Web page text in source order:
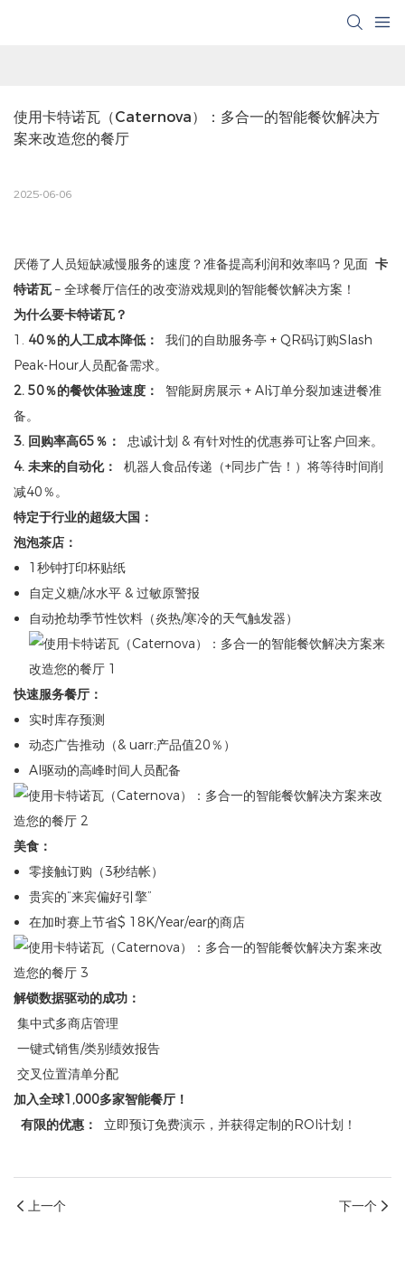
使用卡特诺瓦（Caternova）：多合一的智能餐饮解决方
案来改造您的餐厅
2025-06-06
厌倦了人员短缺减慢服务的速度？准备提高利润和效率吗？见面 卡
特诺瓦– 全球餐厅信任的改变游戏规则的智能餐饮解决方案！
为什么要卡特诺瓦？
1. 40％的人工成本降低：
我们的自助服务亭 + QR码订购Slash
Peak-Hour人员配备需求。
2. 50％的餐饮体验速度：
智能厨房展示 + AI订单分裂加速进餐准
备。
3. 回购率高65％：
忠诚计划 & 有针对性的优惠券可让客户回来。
4. 未来的自动化：
机器人食品传递（+同步广告！）将等待时间削
减40％。
特定于行业的超级大国：
泡泡茶店：
1秒钟打印杯贴纸
自定义糖/冰水平 & 过敏原警报
自动抢劫季节性饮料（炎热/寒冷的天气触发器）
快速服务餐厅：
实时库存预测
动态广告推动（& uarr;产品值20％）
AI驱动的高峰时间人员配备
美食：
零接触订购（3秒结帐）
贵宾的“来宾偏好引擎”
在加时赛上节省$ 18K/Year/ear的商店
解锁数据驱动的成功：
集中式多商店管理
一键式销售/类别绩效报告
交叉位置清单分配
加入全球1,000多家智能餐厅！
有限的优惠：
立即预订免费演示，并获得定制的ROI计划！
上一个 下一个